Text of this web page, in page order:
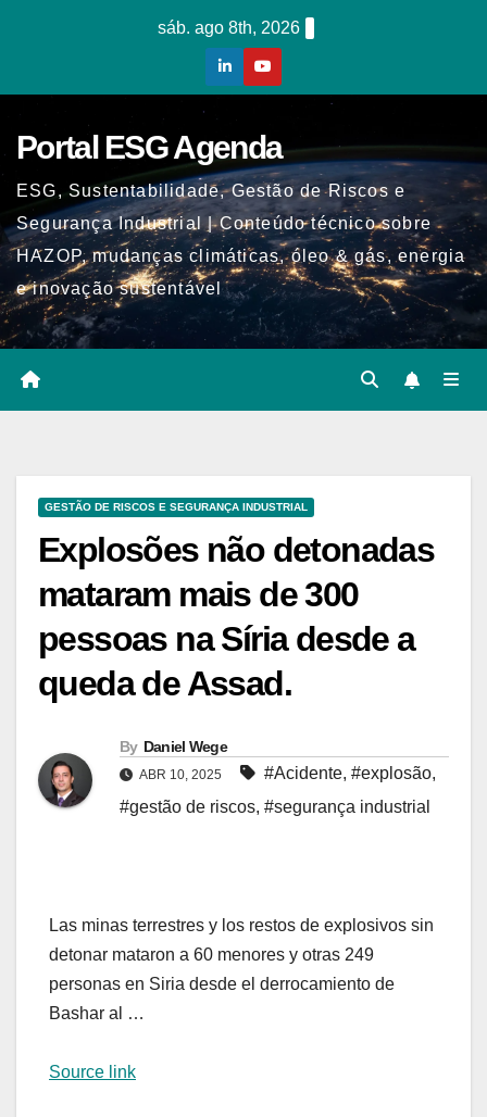
sáb. ago 8th, 2026
Portal ESG Agenda
ESG, Sustentabilidade, Gestão de Riscos e
Segurança Industrial | Conteúdo técnico sobre
HAZOP, mudanças climáticas, óleo & gás, energia
e inovação sustentável
GESTÃO DE RISCOS E SEGURANÇA INDUSTRIAL
Explosões não detonadas
mataram mais de 300
pessoas na Síria desde a
queda de Assad.
By Daniel Wege
ABR 10, 2025 #Acidente, #explosão,
#gestão de riscos, #segurança industrial
Las minas terrestres y los restos de explosivos sin
detonar mataron a 60 menores y otras 249
personas en Siria desde el derrocamiento de
Bashar al …
Source link